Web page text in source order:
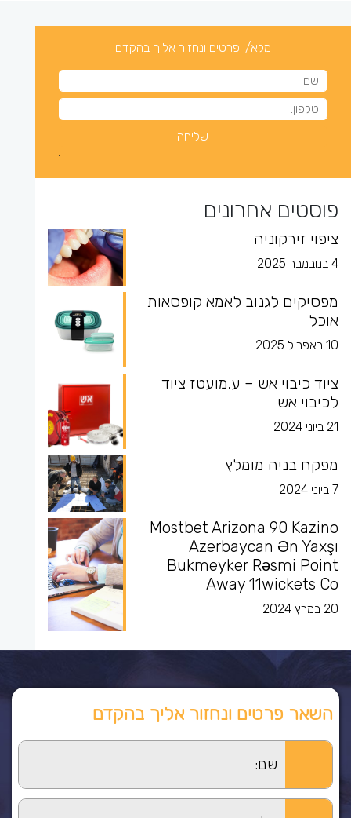
מלא/י פרטים ונחזור אליך בהקדם
פוסטים אחרונים
ציפוי זירקוניה
4 בנובמבר 2025
מפסיקים לגנוב לאמא קופסאות
אוכל
10 באפריל 2025
ציוד כיבוי אש – ע.מועטז ציוד
לכיבוי אש
21 ביוני 2024
מפקח בניה מומלץ
7 ביוני 2024
Mostbet Arizona 90 Kazino
Azerbaycan Ən Yaxşı
Bukmeyker Rəsmi Point
Away 11wickets Co
20 במרץ 2024
השאר פרטים ונחזור אליך בהקדם